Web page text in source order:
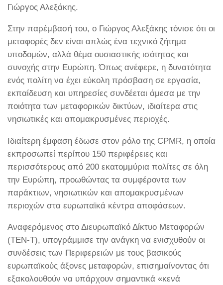
Γιώργος Αλεξάκης.
Στην παρέμβασή του, ο Γιώργος Αλεξάκης τόνισε ότι οι
μεταφορές δεν είναι απλώς ένα τεχνικό ζήτημα
υποδομών, αλλά θέμα ουσιαστικής ισότητας και
συνοχής στην Ευρώπη. Όπως ανέφερε, η δυνατότητα
ενός πολίτη να έχει εύκολη πρόσβαση σε εργασία,
εκπαίδευση και υπηρεσίες συνδέεται άμεσα με την
ποιότητα των μεταφορικών δικτύων, ιδιαίτερα στις
νησιωτικές και απομακρυσμένες περιοχές.
Ιδιαίτερη έμφαση έδωσε στον ρόλο της CPMR, η οποία
εκπροσωπεί περίπου 150 περιφέρειες και
περισσότερους από 200 εκατομμύρια πολίτες σε όλη
την Ευρώπη, προωθώντας τα συμφέροντα των
παράκτιων, νησιωτικών και απομακρυσμένων
περιοχών στα ευρωπαϊκά κέντρα αποφάσεων.
Αναφερόμενος στο Διευρωπαϊκό Δίκτυο Μεταφορών
(TEN-T), υπογράμμισε την ανάγκη να ενισχυθούν οι
συνδέσεις των Περιφερειών με τους βασικούς
ευρωπαϊκούς άξονες μεταφορών, επισημαίνοντας ότι
εξακολουθούν να υπάρχουν σημαντικά «κενά